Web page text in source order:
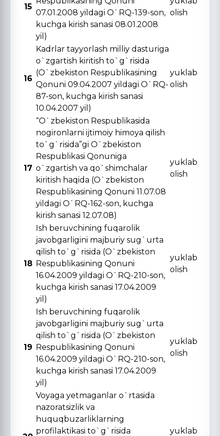
15
07.01.2008 yildagi O`RQ-139-son,
kuchga kirish sanasi 08.01.2008
yil)
olish
16
Kadrlar tayyorlash milliy dasturiga
o`zgartish kiritish to`g`risida
(O`zbekiston Respublikasining
Qonuni 09.04.2007 yildagi O`RQ-
87-son, kuchga kirish sanasi
10.04.2007 yil)
yuklab
olish
17
“O`zbekiston Respublikasida
nogironlarni ijtimoiy himoya qilish
to`g`risida”gi O`zbekiston
Respublikasi Qonuniga
o`zgartish va qo`shimchalar
kiritish haqida (O`zbekiston
Respublikasining Qonuni 11.07.08
yildagi O`RQ-162-son, kuchga
kirish sanasi 12.07.08)
yuklab
olish
18
Ish beruvchining fuqarolik
javobgarligini majburiy sug`urta
qilish to`g`risida (O`zbekiston
Respublikasining Qonuni
16.04.2009 yildagi O`RQ-210-son,
kuchga kirish sanasi 17.04.2009
yil)
yuklab
olish
19
Ish beruvchining fuqarolik
javobgarligini majburiy sug`urta
qilish to`g`risida (O`zbekiston
Respublikasining Qonuni
16.04.2009 yildagi O`RQ-210-son,
kuchga kirish sanasi 17.04.2009
yil)
yuklab
olish
Voyaga yetmaganlar o`rtasida
nazoratsizlik va
huquqbuzarliklarning
profilaktikasi to`g`risida
yuklab